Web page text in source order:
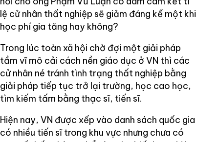
lệ cử nhân thất nghiệp sẽ giảm đáng kể một khi
học phí gia tăng hay không?
Trong lúc toàn xã hội chờ đợi một giải pháp
tầm vĩ mô cải cách nền giáo dục ở VN thì các
cử nhân né tránh tình trạng thất nghiệp bằng
giải pháp tiếp tục trở lại trường, học cao học,
tìm kiếm tấm bằng thạc sĩ, tiến sĩ.
Hiện nay, VN được xếp vào danh sách quốc gia
có nhiều tiến sĩ trong khu vực nhưng chưa có